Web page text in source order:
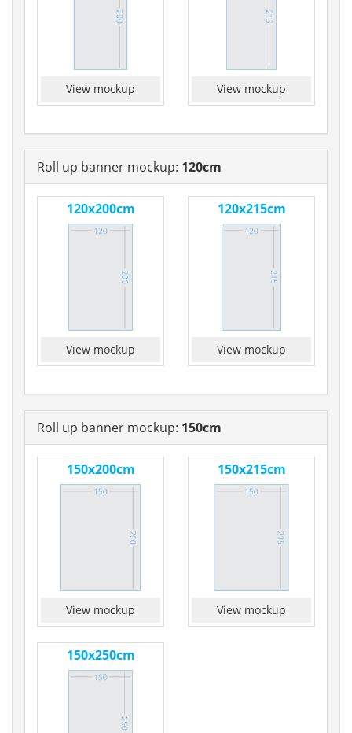
View mockup View mockup
Roll up banner mockup: 120cm
120x200cm
View mockup
120x215cm
View mockup
Roll up banner mockup: 150cm
150x200cm
View mockup
150x215cm
View mockup
150x250cm